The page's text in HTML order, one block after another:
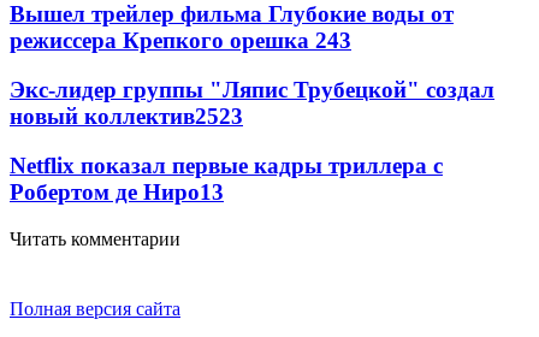
Вышел трейлер фильма Глубокие воды от
режиссера Крепкого орешка 243
Экс-лидер группы "Ляпис Трубецкой" создал
новый коллектив2523
Netflix показал первые кадры триллера с
Робертом де Ниро13
Читать комментарии
Полная версия сайта